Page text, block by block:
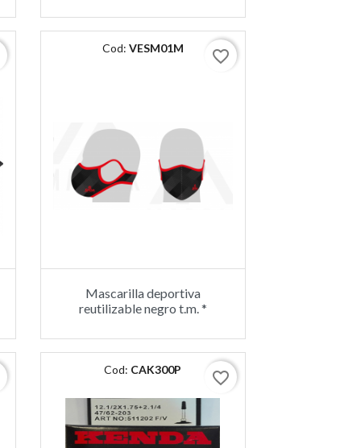
Cod: VESM01M favorite_border
Mascarilla deportiva
reutilizable negro t.m. *
Cod: CAK300P favorite_border